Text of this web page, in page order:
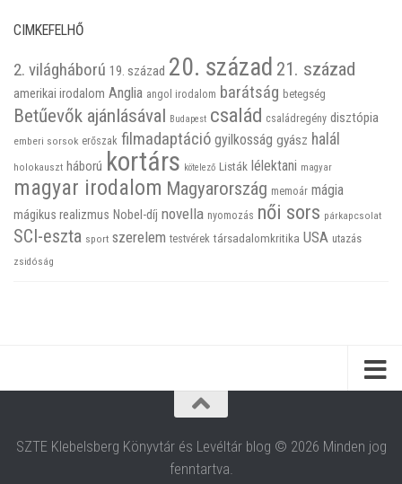
CIMKEFELHŐ
2. világháború 19. század 20. század 21. század
amerikai irodalom Anglia angol irodalom barátság betegség
Betűevők ajánlásával Budapest család családregény disztópia
emberi sorsok erőszak filmadaptáció gyilkosság gyász halál
holokauszt háború kortárs kötelező Listák lélektani magyar
magyar irodalom Magyarország memoár mágia
mágikus realizmus Nobel-díj novella nyomozás női sors párkapcsolat
SCI-eszta sport szerelem testvérek társadalomkritika USA utazás
zsidóság
SZTE Klebelsberg Könyvtár és Levéltár blog © 2026 Minden jog
fenntartva.